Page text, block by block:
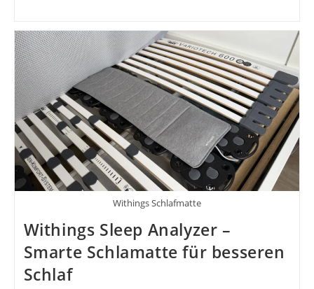
Withings Schlafmatte
Withings Sleep Analyzer –
Smarte Schlamatte für besseren
Schlaf